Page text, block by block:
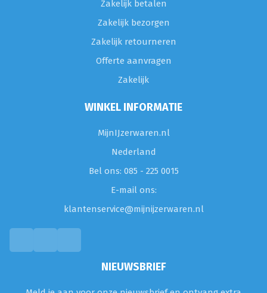
Zakelijk betalen
Zakelijk bezorgen
Zakelijk retourneren
Offerte aanvragen
Zakelijk
WINKEL INFORMATIE
MijnIJzerwaren.nl
Nederland
Bel ons: 085 - 225 0015
E-mail ons:
klantenservice@mijnijzerwaren.nl
NIEUWSBRIEF